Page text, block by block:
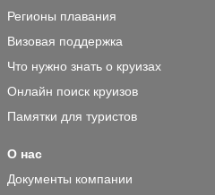
Регионы плавания
Визовая поддержка
Что нужно знать о круизах
Онлайн поиск круизов
Памятки для туристов
О нас
Документы компании